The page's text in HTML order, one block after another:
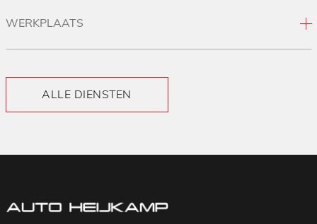
WERKPLAATS
ALLE DIENSTEN